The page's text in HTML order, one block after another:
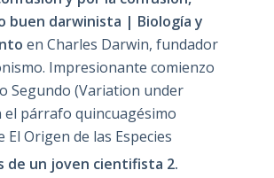
buen darwinista | Biología y
en Charles Darwin, fundador
Impresionante comienzo
Segundo (Variation under
el párrafo quincuagésimo
El Origen de las Especies
de un joven cientifista 2.